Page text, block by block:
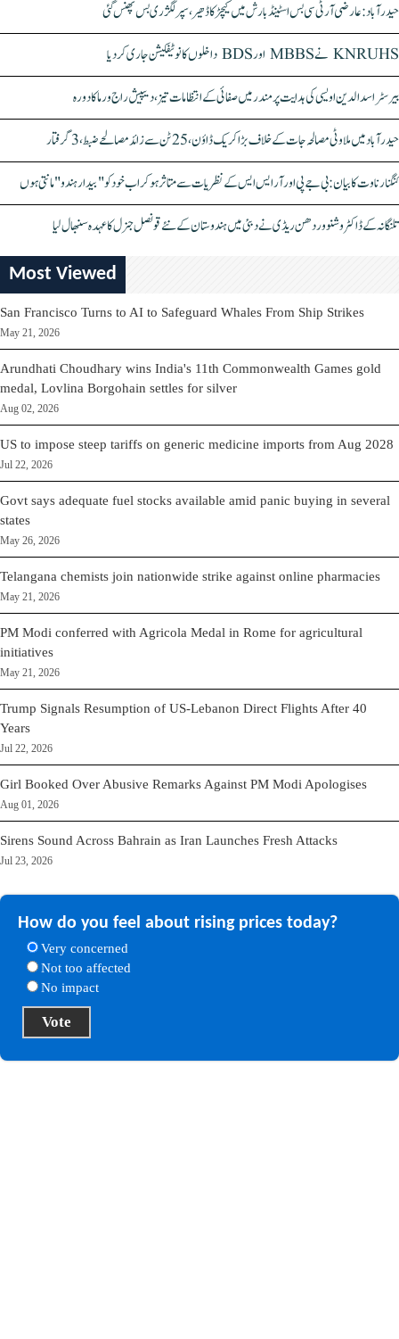
حیدرآباد: عارضی آر ٹی سی بس اسٹینڈ بارش میں کیچڑ کا ڈھیر، سپر لگژری بس پھنس گئی
KNRUHS نے MBBS اور BDS داخلوں کا نوٹیفکیشن جاری کر دیا
بیرسٹر اسدالدین اویسی کی ہدایت پر مندر میں صفائی کے انتظامات تیز، دیپیش راج ورما کا دورہ
حیدرآباد میں ملاوٹی مصالحہ جات کے خلاف بڑا کریک ڈاؤن، 25 ٹن سے زائد مصالحے ضبط، 3 گرفتار
کنگنا رناوت کا بیان: بی جے پی اور آر ایس ایس کے نظریات سے متاثر ہو کر اب خود کو "بیدار ہندو" مانتی ہوں
تلنگانہ کے ڈاکٹر وشنو وردھن ریڈی نے دبئی میں ہندوستان کے نئے قونصل جنرل کا عہدہ سنبھال لیا
Most Viewed
San Francisco Turns to AI to Safeguard Whales From Ship Strikes
May 21, 2026
Arundhati Choudhary wins India's 11th Commonwealth Games gold
medal, Lovlina Borgohain settles for silver
Aug 02, 2026
US to impose steep tariffs on generic medicine imports from Aug 2028
Jul 22, 2026
Govt says adequate fuel stocks available amid panic buying in several
states
May 26, 2026
Telangana chemists join nationwide strike against online pharmacies
May 21, 2026
PM Modi conferred with Agricola Medal in Rome for agricultural
initiatives
May 21, 2026
Trump Signals Resumption of US-Lebanon Direct Flights After 40
Years
Jul 22, 2026
Girl Booked Over Abusive Remarks Against PM Modi Apologises
Aug 01, 2026
Sirens Sound Across Bahrain as Iran Launches Fresh Attacks
Jul 23, 2026
How do you feel about rising prices today?
Very concerned
Not too affected
No impact